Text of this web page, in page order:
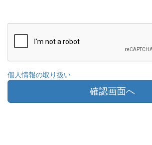
個人情報の取り扱い
確認画面へ